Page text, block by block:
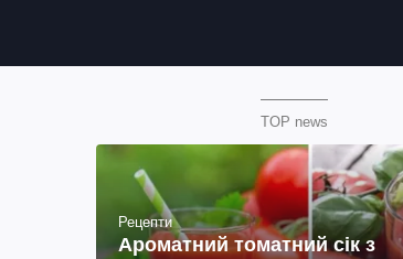
TOP news
Рецепти
Ароматний томатний сік з